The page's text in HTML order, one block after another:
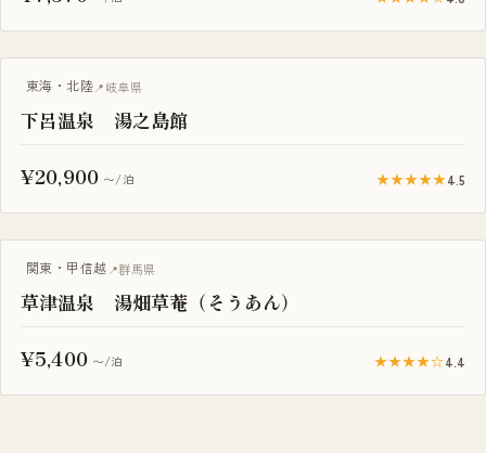
東海・北陸 岐阜県
下呂温泉 湯之島館
¥20,900 〜/泊 ★★★★★4.5
露天風呂付き客室
関東・甲信越 群馬県
草津温泉 湯畑草菴（そうあん）
¥5,400 〜/泊 ★★★★☆4.4